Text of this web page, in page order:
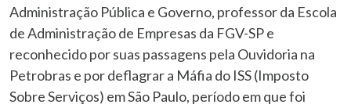
Administração Pública e Governo, professor da Escola
de Administração de Empresas da FGV-SP e
reconhecido por suas passagens pela Ouvidoria na
Petrobras e por deflagrar a Máfia do ISS (Imposto
Sobre Serviços) em São Paulo, período em que foi